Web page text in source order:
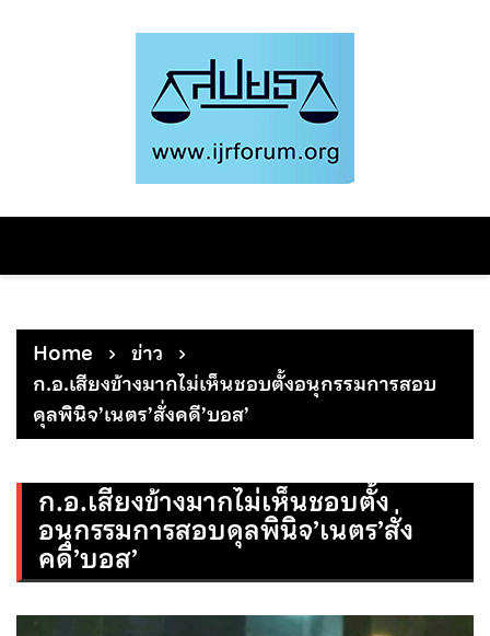
Home
ข่าว
ก.อ.เสียงข้างมากไม่เห็นชอบตั้งอนุกรรมการสอบ
ดุลพินิจ’เนตร’สั่งคดี’บอส’
ก.อ.เสียงข้างมากไม่เห็นชอบตั้ง
อนุกรรมการสอบดุลพินิจ’เนตร’สั่ง
คดี’บอส’